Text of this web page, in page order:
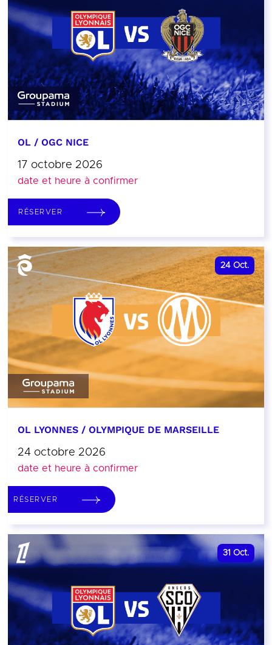
OL / OGC NICE
17 octobre 2026
date et heure à confirmer
RÉSERVER
24 Oct.
OL LYONNES / OLYMPIQUE DE MARSEILLE
24 octobre 2026
date et heure à confirmer
RÉSERVER
31 Oct.